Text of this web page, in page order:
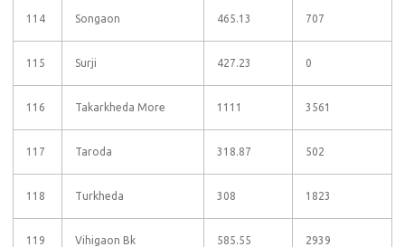
114 Songaon 465.13 707
115 Surji 427.23 0
116 Takarkheda More 1111 3561
117 Taroda 318.87 502
118 Turkheda 308 1823
119 Vihigaon Bk 585.55 2939